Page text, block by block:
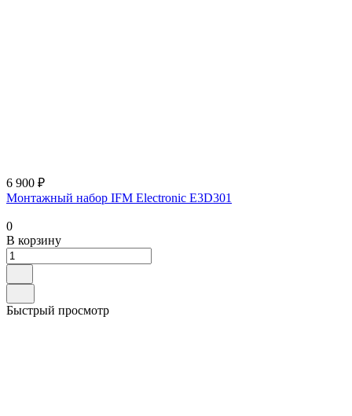
6 900 ₽
Монтажный набор IFM Electronic E3D301
0
В корзину
Быстрый просмотр